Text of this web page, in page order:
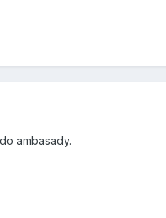
ambasady.